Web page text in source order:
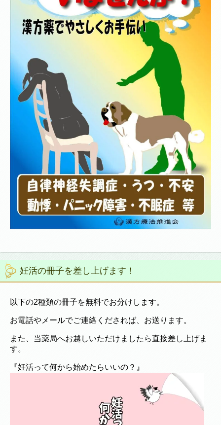
妊活の冊子を差し上げます！
以下の2種類の冊子を無料でお分けします。
お電話やメールでご連絡くだされば、お送ります。
また、当薬局へお越しいただけましたら直接差し上げま
す。
『妊活って何から始めたらいいの？』